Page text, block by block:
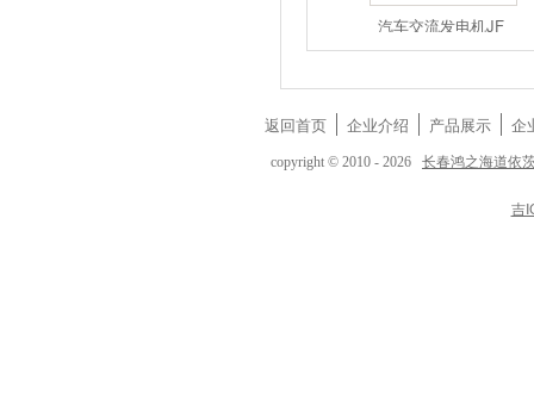
汽车交流发电机JF
返回首页 企业介绍 产品展示 企
copyright © 2010 - 2026 长春鸿之海道依
吉